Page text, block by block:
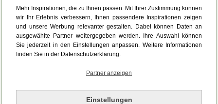
Mehr Inspirationen, die zu Ihnen passen. Mit Ihrer Zustimmung können
wir Ihr Erlebnis verbessern, Ihnen passendere Inspirationen zeigen
und unsere Werbung relevanter gestalten. Dabei können Daten an
ausgewählte Partner weitergegeben werden. Ihre Auswahl können
Sie jederzeit in den Einstellungen anpassen. Weitere Informationen
finden Sie in der Datenschutzerklärung.
Partner anzeigen
Einstellungen